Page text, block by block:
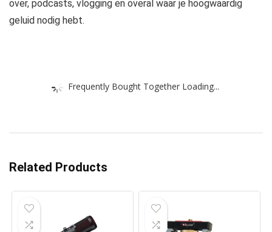
over, podcasts, vlogging en overal waar je hoogwaardig
geluid nodig hebt.
Frequently Bought Together Loading...
Related Products